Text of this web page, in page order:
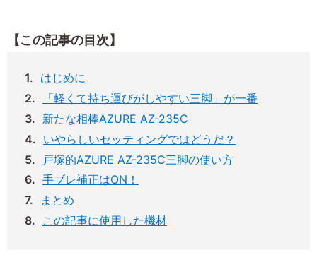
【この記事の目次】
はじめに
「軽くて持ち運びがしやすい三脚」が一番
新たな相棒AZURE AZ-235C
いやらしいセッティングではどうだ？
戸塚的AZURE AZ-235C三脚の使い方
手ブレ補正はON！
まとめ
この記事に使用した機材